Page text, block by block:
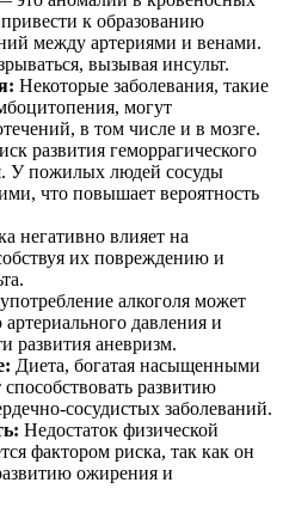
к образованию
между артериями и венами.
вызывая инсульт.
Некоторые заболевания, такие
могут
в том числе и в мозге.
развития геморрагического
У пожилых людей сосуды
что повышает вероятность
негативно влияет на
их повреждению и
алкоголя может
давления и
развития аневризм.
Диета, богатая насыщенными
развитию
сосудистых заболеваний.
Недостаток физической
фактором риска, так как он
ожирения и